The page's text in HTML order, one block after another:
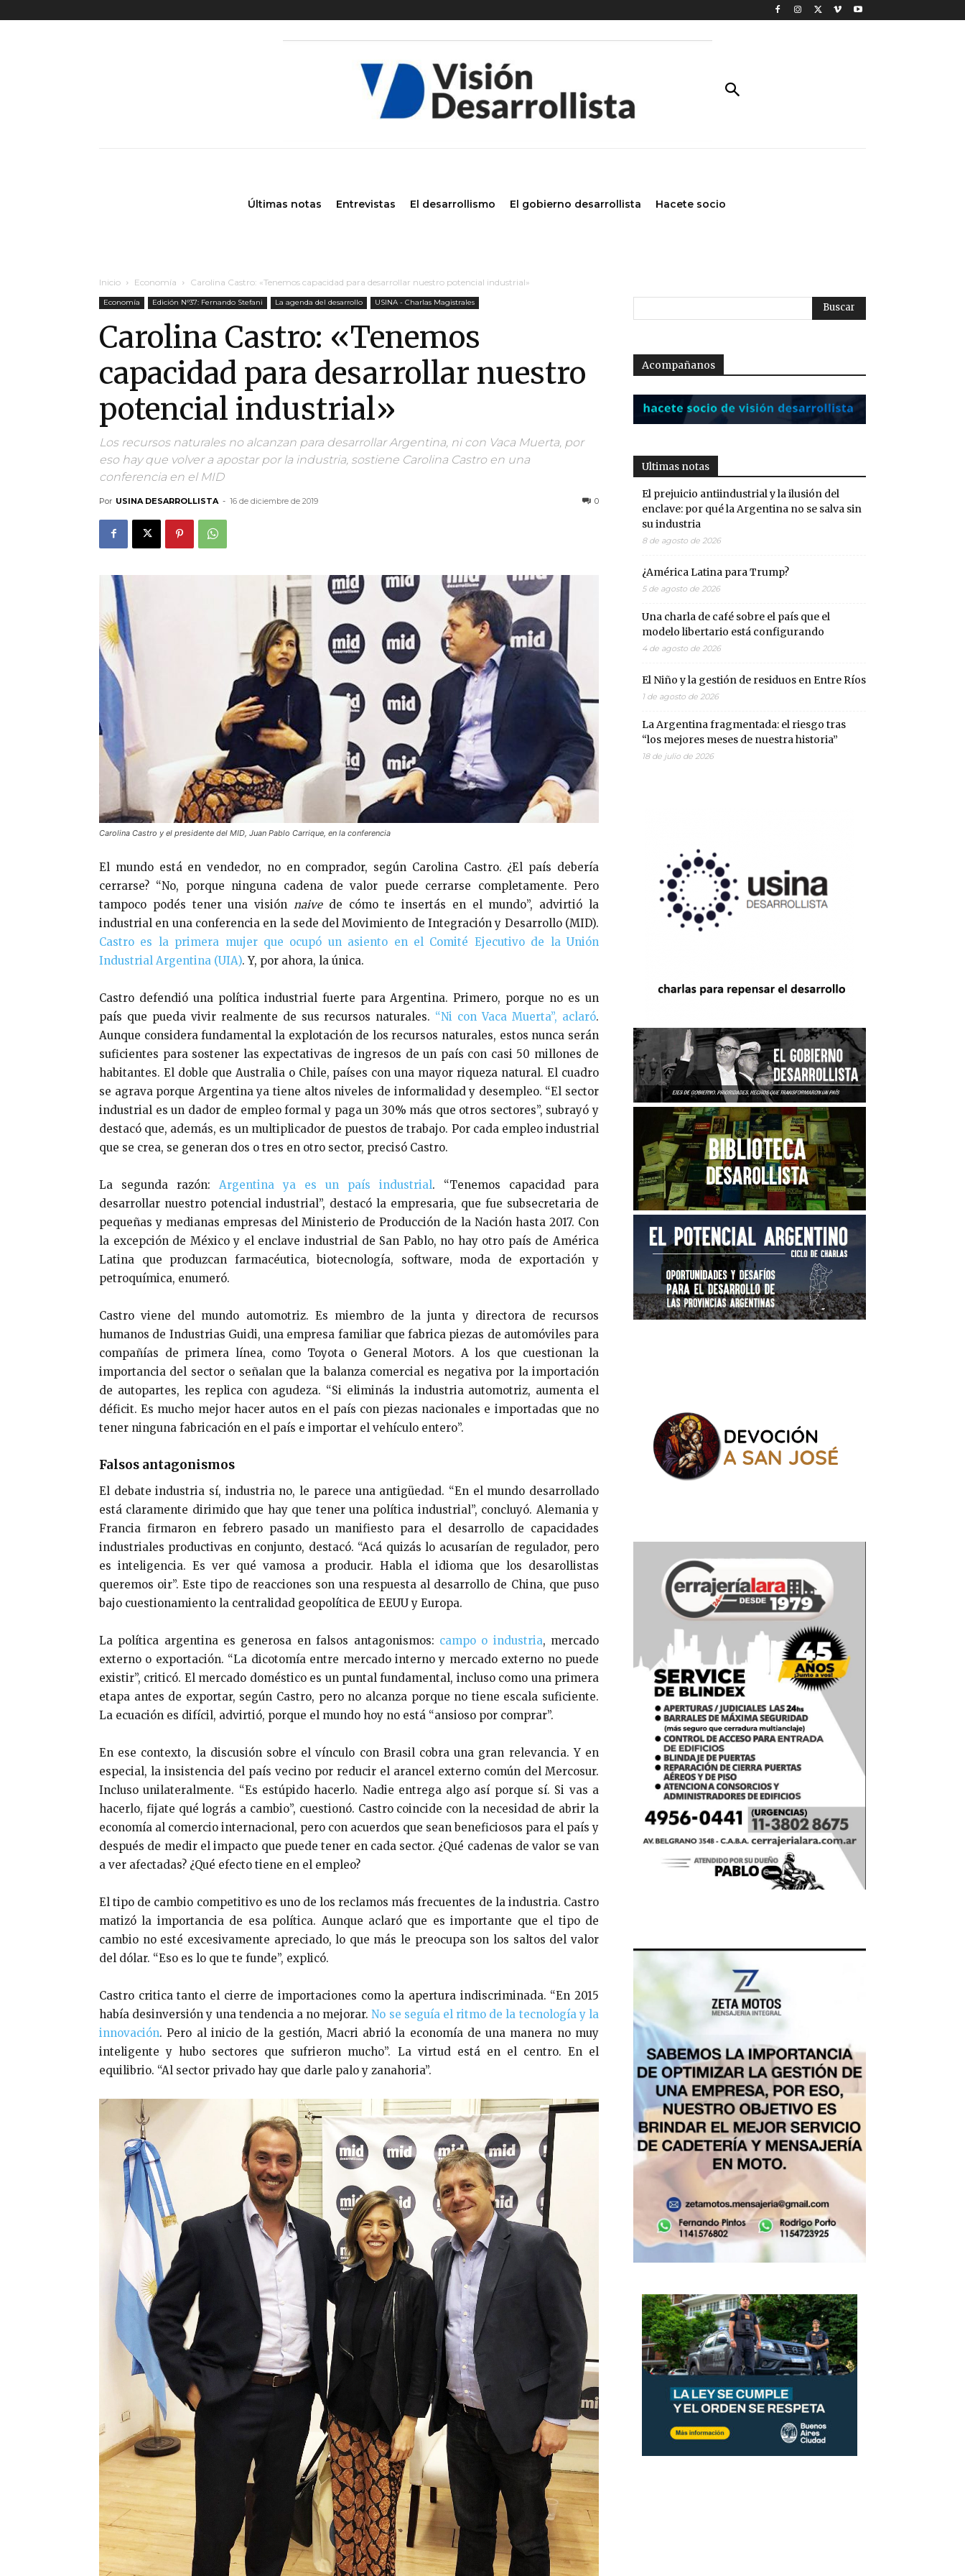
Últimas notas Entrevistas El desarrollismo El gobierno desarrollista Hacete socio
Inicio Economía Carolina Castro: «Tenemos capacidad para desarrollar nuestro potencial industrial»
Economía Edición N°37: Fernando Stefani La agenda del desarrollo USINA - Charlas Magistrales
Carolina Castro: «Tenemos
capacidad para desarrollar nuestro
potencial industrial»
Los recursos naturales no alcanzan para desarrollar Argentina, ni con Vaca Muerta, por
eso hay que volver a apostar por la industria, sostiene Carolina Castro en una
conferencia en el MID
Por USINA DESARROLLISTA - 16 de diciembre de 2019 0
Carolina Castro y el presidente del MID, Juan Pablo Carrique, en la conferencia
El mundo está en vendedor, no en comprador, según Carolina Castro. ¿El país debería
cerrarse? “No, porque ninguna cadena de valor puede cerrarse completamente. Pero
tampoco podés tener una visión
naive de cómo te insertás en el mundo”, advirtió la
industrial en una conferencia en la sede del Movimiento de Integración y Desarrollo (MID).
Castro es la primera mujer que ocupó un asiento en el Comité Ejecutivo de la Unión
Industrial Argentina (UIA). Y, por ahora, la única.
Castro defendió una política industrial fuerte para Argentina. Primero, porque no es un
país que pueda vivir realmente de sus recursos naturales. “Ni con Vaca Muerta”, aclaró.
Aunque considera fundamental la explotación de los recursos naturales, estos nunca serán
suficientes para sostener las expectativas de ingresos de un país con casi 50 millones de
habitantes. El doble que Australia o Chile, países con una mayor riqueza natural. El cuadro
se agrava porque Argentina ya tiene altos niveles de informalidad y desempleo. “El sector
industrial es un dador de empleo formal y paga un 30% más que otros sectores”, subrayó y
destacó que, además, es un multiplicador de puestos de trabajo. Por cada empleo industrial
que se crea, se generan dos o tres en otro sector, precisó Castro.
La segunda razón: Argentina ya es un país industrial. “Tenemos capacidad para
desarrollar nuestro potencial industrial”, destacó la empresaria, que fue subsecretaria de
pequeñas y medianas empresas del Ministerio de Producción de la Nación hasta 2017. Con
la excepción de México y el enclave industrial de San Pablo, no hay otro país de América
Latina que produzcan farmacéutica, biotecnología, software, moda de exportación y
petroquímica, enumeró.
Castro viene del mundo automotriz. Es miembro de la junta y directora de recursos
humanos de Industrias Guidi, una empresa familiar que fabrica piezas de automóviles para
compañías de primera línea, como Toyota o General Motors. A los que cuestionan la
importancia del sector o señalan que la balanza comercial es negativa por la importación
de autopartes, les replica con agudeza. “Si eliminás la industria automotriz, aumenta el
déficit. Es mucho mejor hacer autos en el país con piezas nacionales e importadas que no
tener ninguna fabricación en el país e importar el vehículo entero”.
Falsos antagonismos
El debate industria sí, industria no, le parece una antigüedad. “En el mundo desarrollado
está claramente dirimido que hay que tener una política industrial”, concluyó. Alemania y
Francia firmaron en febrero pasado un manifiesto para el desarrollo de capacidades
industriales productivas en conjunto, destacó. “Acá quizás lo acusarían de regulador, pero
es inteligencia. Es ver qué vamosa a producir. Habla el idioma que los desarollistas
queremos oir”. Este tipo de reacciones son una respuesta al desarrollo de China, que puso
bajo cuestionamiento la centralidad geopolítica de EEUU y Europa.
La política argentina es generosa en falsos antagonismos: campo o industria, mercado
externo o exportación. “La dicotomía entre mercado interno y mercado externo no puede
existir”, criticó. El mercado doméstico es un puntal fundamental, incluso como una primera
etapa antes de exportar, según Castro, pero no alcanza porque no tiene escala suficiente.
La ecuación es difícil, advirtió, porque el mundo hoy no está “ansioso por comprar”.
En ese contexto, la discusión sobre el vínculo con Brasil cobra una gran relevancia. Y en
especial, la insistencia del país vecino por reducir el arancel externo común del Mercosur.
Incluso unilateralmente. “Es estúpido hacerlo. Nadie entrega algo así porque sí. Si vas a
hacerlo, fijate qué lográs a cambio”, cuestionó. Castro coincide con la necesidad de abrir la
economía al comercio internacional, pero con acuerdos que sean beneficiosos para el país y
después de medir el impacto que puede tener en cada sector. ¿Qué cadenas de valor se van
a ver afectadas? ¿Qué efecto tiene en el empleo?
El tipo de cambio competitivo es uno de los reclamos más frecuentes de la industria. Castro
matizó la importancia de esa política. Aunque aclaró que es importante que el tipo de
cambio no esté excesivamente apreciado, lo que más le preocupa son los saltos del valor
del dólar. “Eso es lo que te funde”, explicó.
Castro critica tanto el cierre de importaciones como la apertura indiscriminada. “En 2015
había desinversión y una tendencia a no mejorar.No se seguía el ritmo de la tecnología y la
innovación. Pero al inicio de la gestión, Macri abrió la economía de una manera no muy
inteligente y hubo sectores que sufrieron mucho”. La virtud está en el centro. En el
equilibrio. “Al sector privado hay que darle palo y zanahoria”.
Acompañanos
Ultimas notas
El prejuicio antiindustrial y la ilusión del
enclave: por qué la Argentina no se salva sin
su industria
8 de agosto de 2026
¿América Latina para Trump?
5 de agosto de 2026
Una charla de café sobre el país que el
modelo libertario está configurando
4 de agosto de 2026
El Niño y la gestión de residuos en Entre Ríos
1 de agosto de 2026
La Argentina fragmentada: el riesgo tras
“los mejores meses de nuestra historia”
18 de julio de 2026